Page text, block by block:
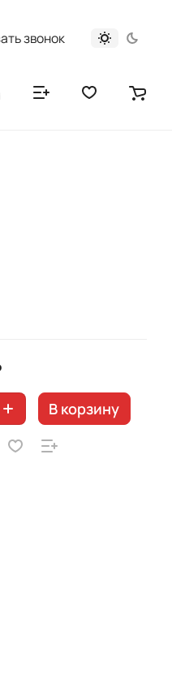
звонок
В корзину